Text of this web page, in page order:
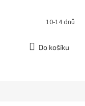
10-14 dnů
Do košíku